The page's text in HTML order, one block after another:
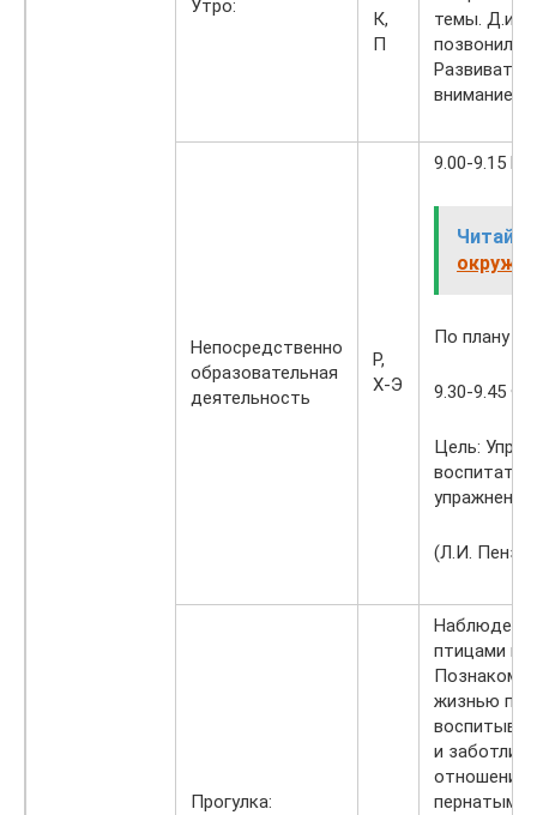
Утро:
К,
П
темы. Д.и
Развивать
внимание.
Непосредственно
образовательная
деятельность
Р,
Х-Э
9.00-9.15
По плану
9.30-9.45
Цель:
упражнении
(Л.И.
Прогулка:
птицами
жизнью
и
отношение
пернатым.